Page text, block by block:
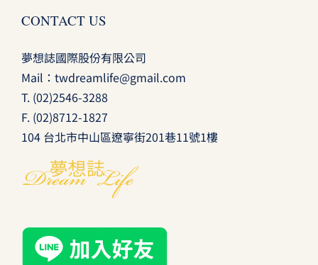
CONTACT US
夢想誌國際股份有限公司
Mail： twdreamlife@gmail.com
T. (02)2546-3288
F. (02)8712-1827
104 台北市中山區遼寧街201巷11號1樓